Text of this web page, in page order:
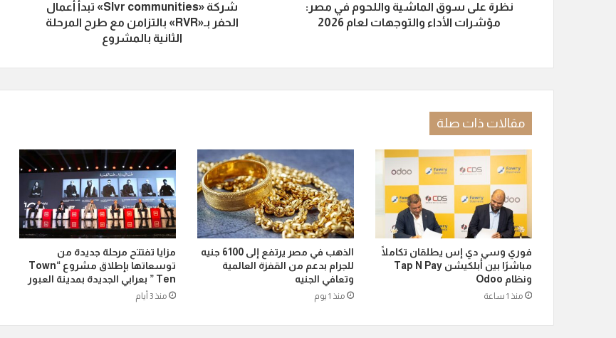
نظرة على سوق الماشية واللحوم في مصر:
مؤشرات الأداء والتوجهات لعام 2026
شركة «Slvr communities» تبدأ أعمال
الحفر بـ«RVR» بالتزامن مع طرح المرحلة
الثانية بالمشروع
مقالات ذات صلة
فوري وسي دي إس يطلقان تكاملًا
مباشرًا بين أبلكيشن Tap N Pay
ونظام Odoo
منذ 1 ساعة
الذهب في مصر يرتفع إلى 6100 جنيه
للجرام بدعم من القفزة العالمية
وتعافي الجنيه
منذ 1 يوم
مزايا تفتتح مرحلة جديدة من
توسعاتها بإطلاق مشروع “Town
Ten ” بعرابي الجديدة بمدينة العبور
منذ 3 أيام